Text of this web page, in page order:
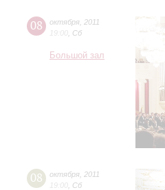
08 октября 2011
19:00 Сб
Большой зал
08 октября 2011
19:00 Сб